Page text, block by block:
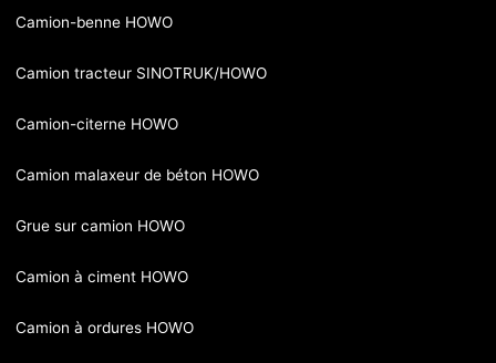
Camion-benne HOWO
Camion tracteur SINOTRUK/HOWO
Camion-citerne HOWO
Camion malaxeur de béton HOWO
Grue sur camion HOWO
Camion à ciment HOWO
Camion à ordures HOWO